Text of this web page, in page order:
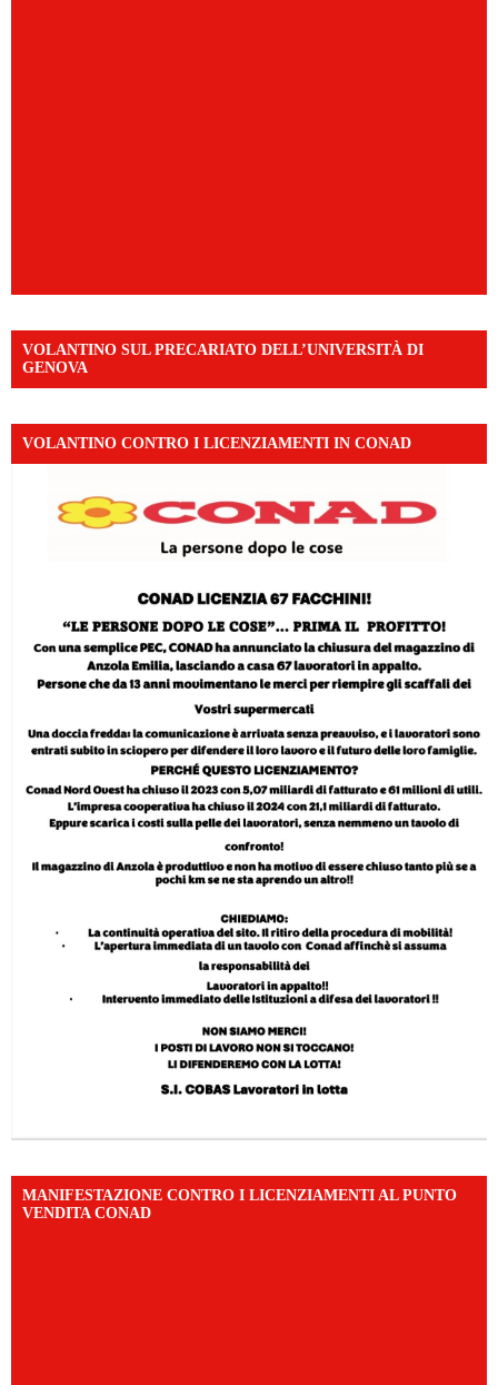
VOLANTINO SUL PRECARIATO DELL’UNIVERSITÀ DI
GENOVA
VOLANTINO CONTRO I LICENZIAMENTI IN CONAD
MANIFESTAZIONE CONTRO I LICENZIAMENTI AL PUNTO
VENDITA CONAD